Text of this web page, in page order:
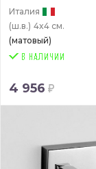
Италия
(ш.в.) 4x4 см.
(матовый)
4 956